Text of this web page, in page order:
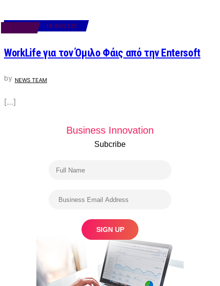
18/06/2025
WorkLife για τον Όμιλο Φάις από την Entersoft
by NEWS TEAM
[…]
Business Innovation
Subcribe